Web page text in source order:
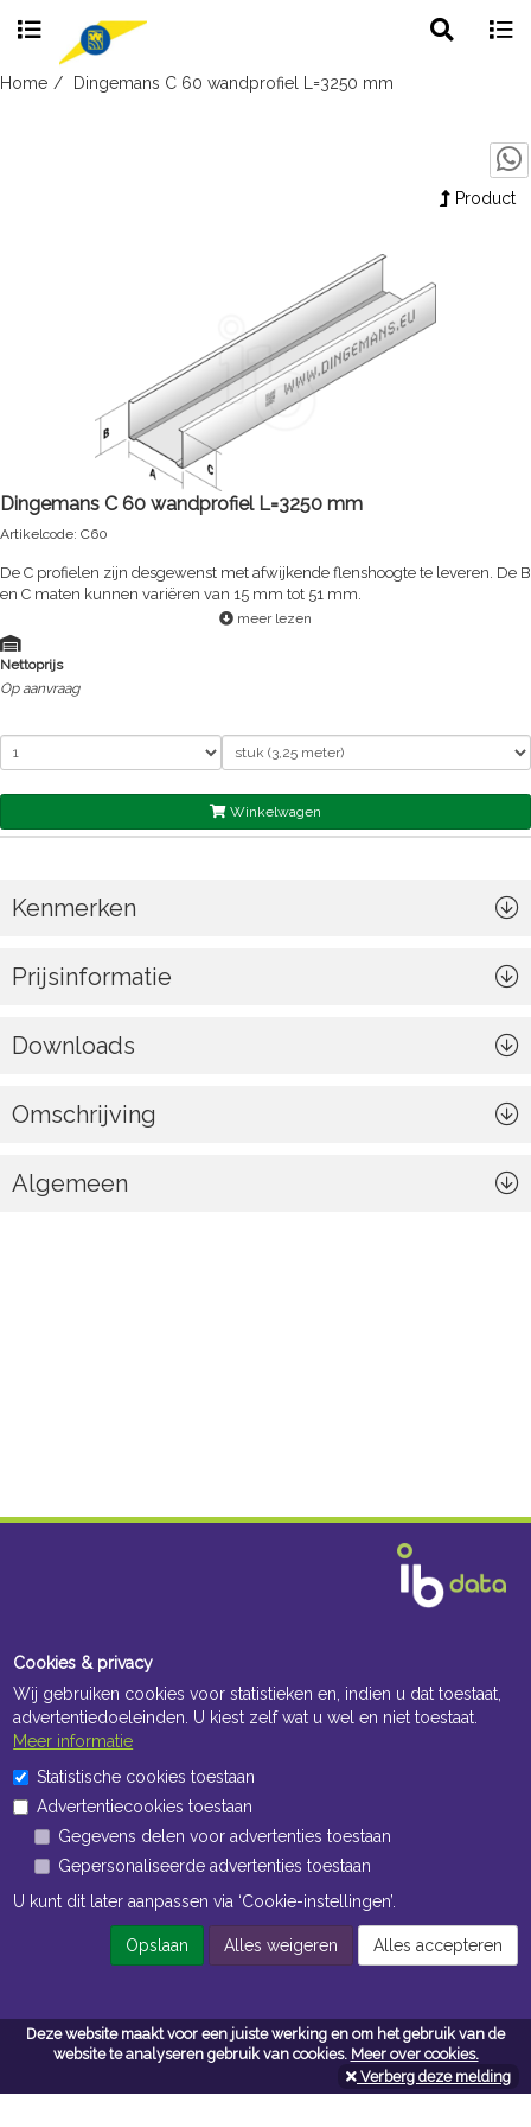
Deze website maakt voor een juiste werking en om het gebruik van de
website te analyseren gebruik van cookies. Meer over cookies.
Verberg deze melding
Skip
Home Dingemans C 60 wandprofiel L=3250 mm
Product
Dingemans C 60 wandprofiel L=3250 mm
Artikelcode: C60
De C profielen zijn desgewenst met afwijkende flenshoogte te leveren. De B
en C maten kunnen variëren van 15 mm tot 51 mm.
meer lezen
Nettoprijs
Op aanvraag
Winkelwagen
Kenmerken
Prijsinformatie
Downloads
Omschrijving
Algemeen
Openingstijden Kantoor
ma t/m vr 8:30 uur tot 17:00 uur
Openingstijden Magazijn
ma t/m vr 7:00 uur tot 16:30 uur
Algemene voorwaarden
Cookies & privacy
Wij gebruiken cookies voor statistieken en, indien u dat toestaat,
advertentiedoeleinden. U kiest zelf wat u wel en niet toestaat.
Meer informatie
Statistische cookies toestaan
Advertentiecookies toestaan
Gegevens delen voor advertenties toestaan
Gepersonaliseerde advertenties toestaan
U kunt dit later aanpassen via ‘Cookie-instellingen’.
Opslaan Alles weigeren Alles accepteren